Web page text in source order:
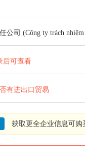
公司 (Công ty trách
后可查看
有进出口贸易
获取更全企业信息可购